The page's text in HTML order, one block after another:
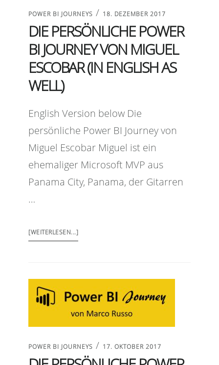
POWER BI JOURNEYS / 18. DEZEMBER 2017
DIE PERSÖNLICHE POWER
BI JOURNEY VON MIGUEL
ESCOBAR (IN ENGLISH AS
WELL)
English Version below Die
persönliche Power BI Journey von
Miguel Escobar Miguel ist ein
ehemaliger Microsoft MVP aus
Panama City, Panama, der Gitarren
…
[WEITERLESEN...]
POWER BI JOURNEYS / 17. OKTOBER 2017